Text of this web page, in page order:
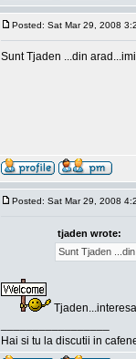
Posted: Sat Mar 29, 2008
Sunt Tjaden ...din
Posted: Sat Mar 29, 2008
tjaden wrote:
Sunt Tjaden
Hai si tu la discutii in